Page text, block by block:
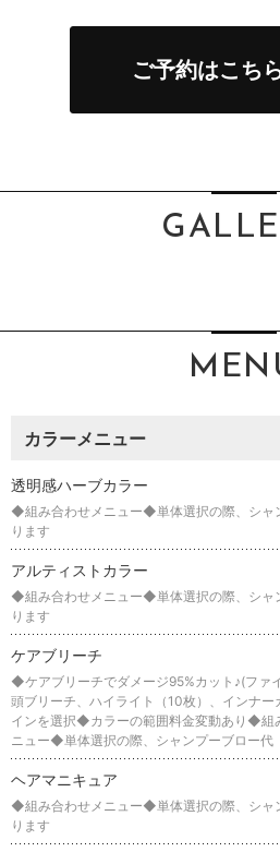
ご予約はこち
カラーメニュー
透明感ハーブカラー
◆組み合わせメニュー◆単体選択の際、シ
ります
アルティストカラー
◆組み合わせメニュー◆単体選択の際、シ
ります
ケアブリーチ
◆ケアブリーチでダメージ95%カット♪(ファ
頭ブリーチ、ハイライト（10枚）、インナ
インを選択◆カラーの範囲料金変動あり◆組
ニュー◆単体選択の際、シャンプーブロー
ヘアマニキュア
◆組み合わせメニュー◆単体選択の際、シ
ります